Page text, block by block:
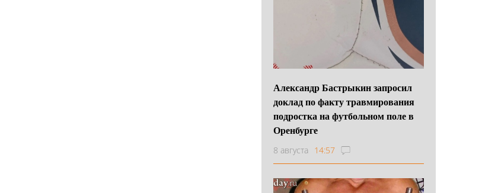
Александр Бастрыкин запросил
доклад по факту травмирования
подростка на футбольном поле в
Оренбурге
8 августа 14:57